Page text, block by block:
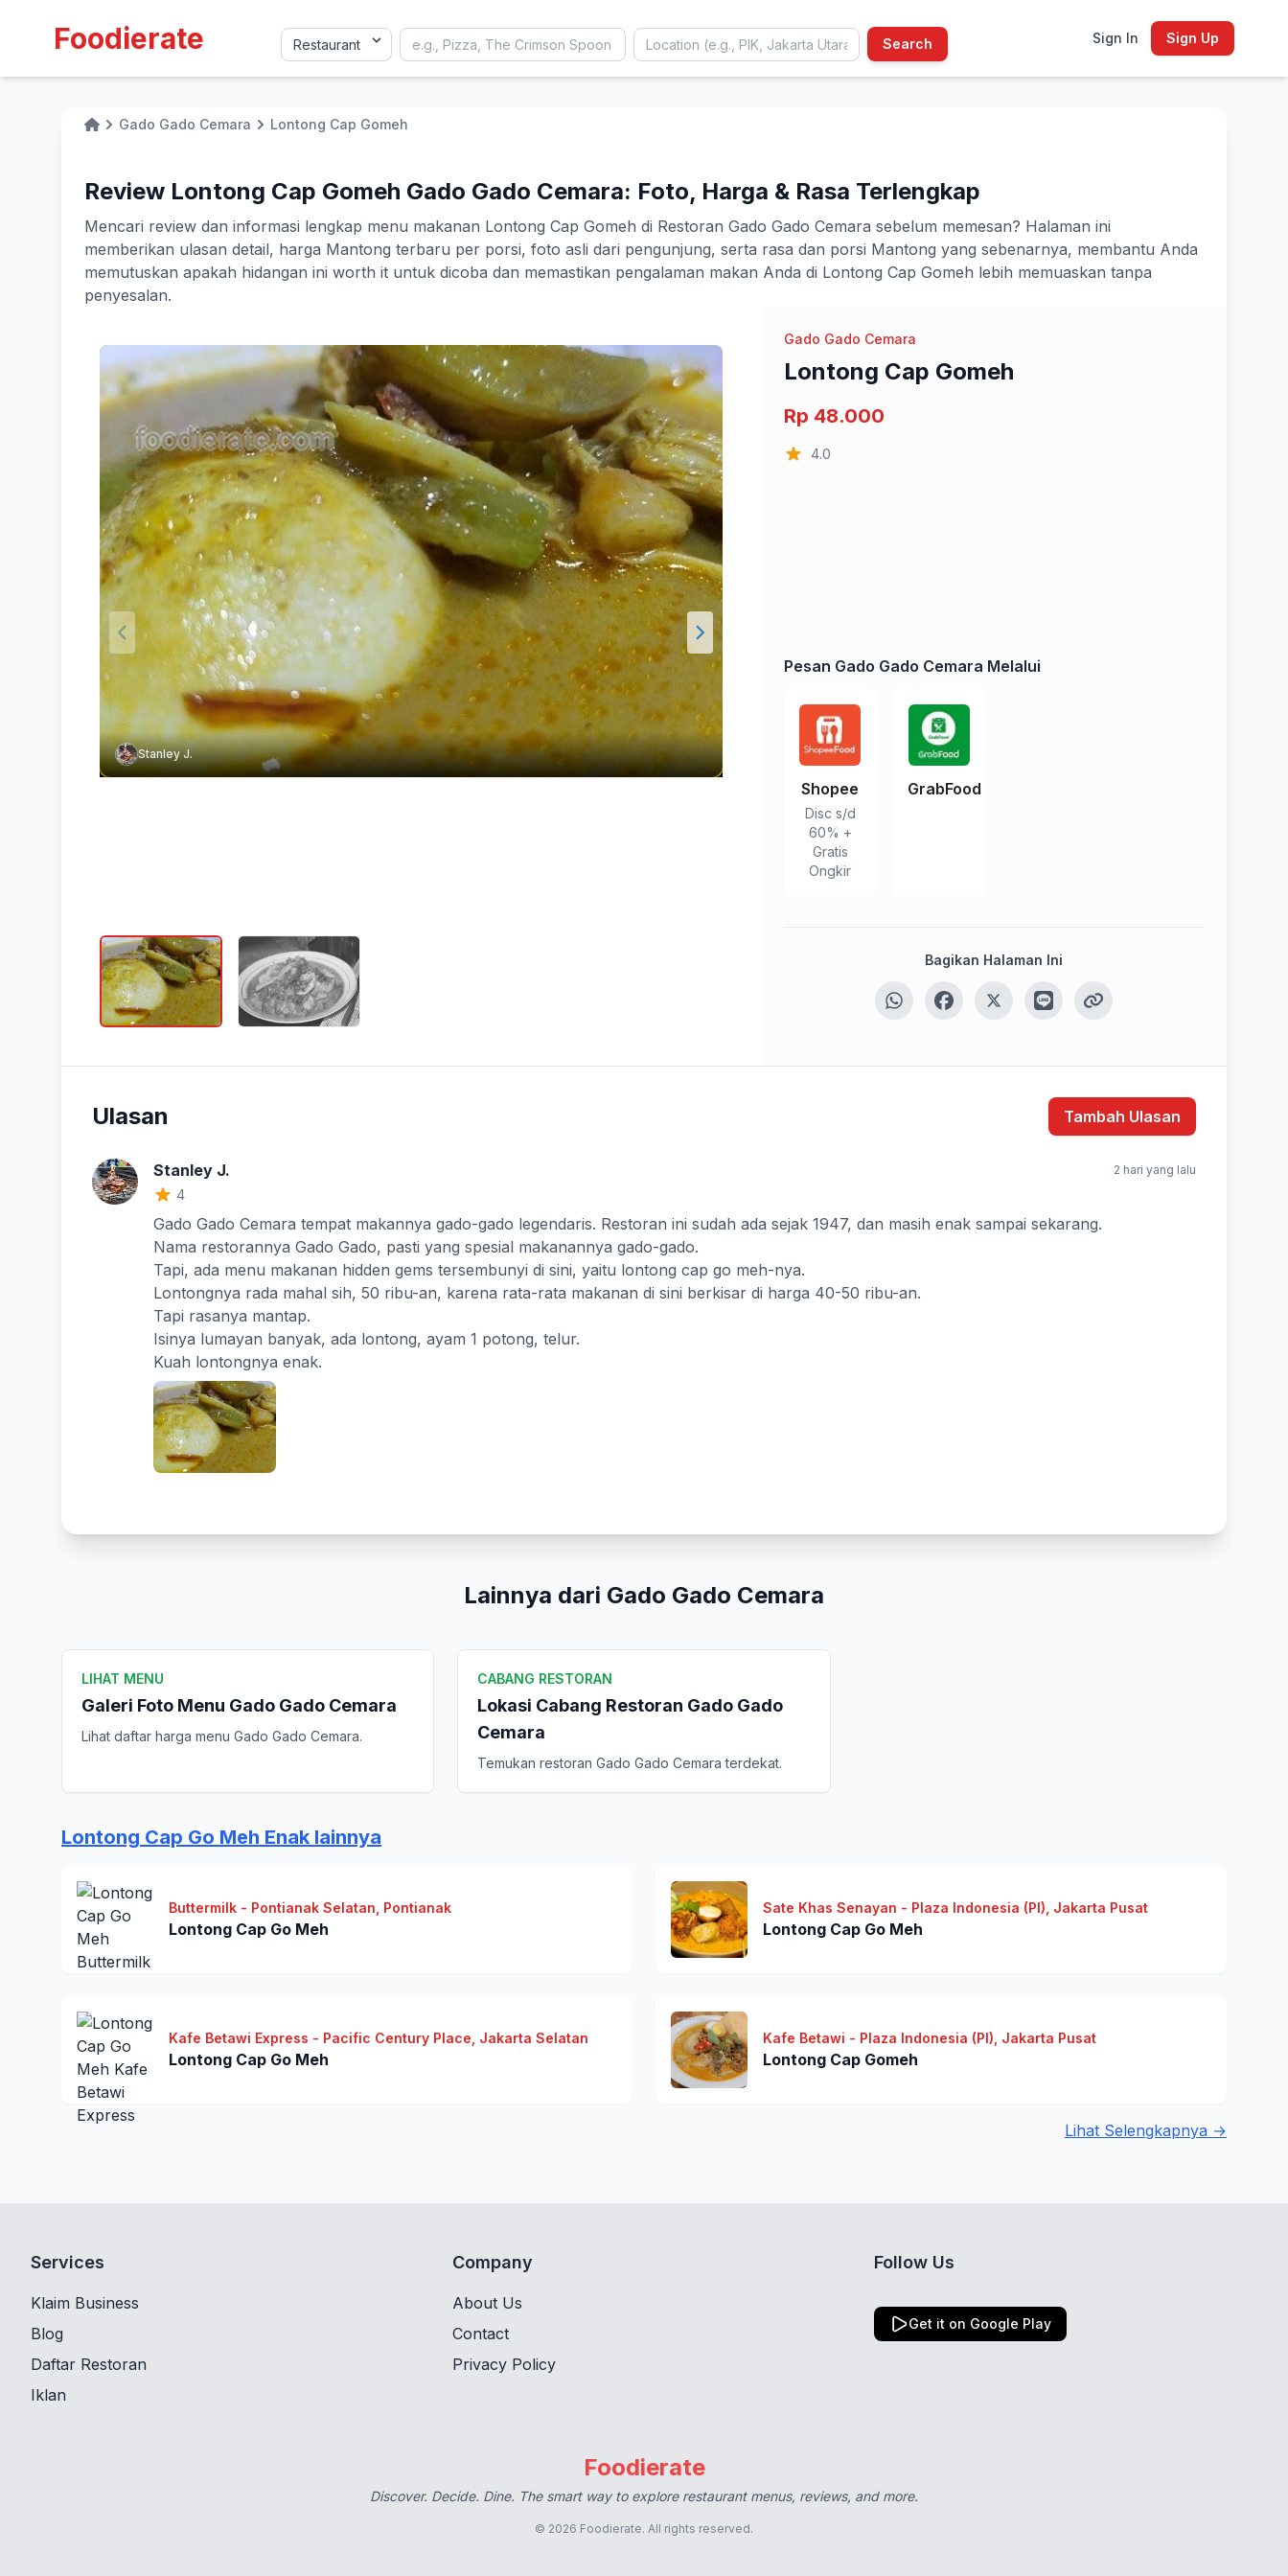
Foodierate Search Sign In Sign Up
HomeGado Gado Cemara Lontong Cap Gomeh
Review Lontong Cap Gomeh Gado Gado Cemara: Foto, Harga & Rasa Terlengkap
Mencari review dan informasi lengkap menu makanan Lontong Cap Gomeh di Restoran Gado Gado Cemara sebelum memesan? Halaman ini
memberikan ulasan detail, harga Mantong terbaru per porsi, foto asli dari pengunjung, serta rasa dan porsi Mantong yang sebenarnya, membantu Anda
memutuskan apakah hidangan ini worth it untuk dicoba dan memastikan pengalaman makan Anda di Lontong Cap Gomeh lebih memuaskan tanpa
penyesalan.
Stanley J.
Gado Gado Cemara
Lontong Cap Gomeh
Rp 48.000
4.0
Pesan Gado Gado Cemara Melalui
Shopee
Disc s/d
60% +
Gratis
Ongkir
GrabFood
Bagikan Halaman Ini
Ulasan Tambah Ulasan
Stanley J. 2 hari yang lalu
4
Gado Gado Cemara tempat makannya gado-gado legendaris. Restoran ini sudah ada sejak 1947, dan masih enak sampai sekarang.
Nama restorannya Gado Gado, pasti yang spesial makanannya gado-gado.
Tapi, ada menu makanan hidden gems tersembunyi di sini, yaitu lontong cap go meh-nya.
Lontongnya rada mahal sih, 50 ribu-an, karena rata-rata makanan di sini berkisar di harga 40-50 ribu-an.
Tapi rasanya mantap.
Isinya lumayan banyak, ada lontong, ayam 1 potong, telur.
Kuah lontongnya enak.
Lainnya dari Gado Gado Cemara
LIHAT MENU
Galeri Foto Menu Gado Gado Cemara
Lihat daftar harga menu Gado Gado Cemara.
CABANG RESTORAN
Lokasi Cabang Restoran Gado Gado
Cemara
Temukan restoran Gado Gado Cemara terdekat.
Lontong Cap Go Meh Enak lainnya
Buttermilk - Pontianak Selatan, Pontianak
Lontong Cap Go Meh
Sate Khas Senayan - Plaza Indonesia (PI), Jakarta Pusat
Lontong Cap Go Meh
Kafe Betawi Express - Pacific Century Place, Jakarta Selatan
Lontong Cap Go Meh
Kafe Betawi - Plaza Indonesia (PI), Jakarta Pusat
Lontong Cap Gomeh
Lihat Selengkapnya →
Komentar Anda
Services
Klaim Business
Blog
Daftar Restoran
Iklan
Company
About Us
Contact
Privacy Policy
Follow Us
Get it on Google Play
Foodierate
Discover. Decide. Dine. The smart way to explore restaurant menus, reviews, and more.
© 2026 Foodierate. All rights reserved.